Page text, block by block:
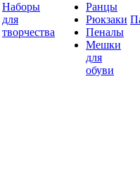
Наборы
для
творчества
Ранцы
Рюкзаки
Пеналы
Мешки
для
обуви